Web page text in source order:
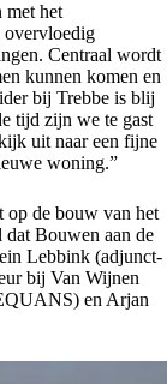
het
overvloedig
Centraal wordt
kunnen komen en
bij Trebbe is blij
tijd zijn we te gast
uit naar een fijne
woning.”
op de bouw van het
Bouwen aan de
Lebbink (adjunct-
bij Van Wijnen
en Arjan